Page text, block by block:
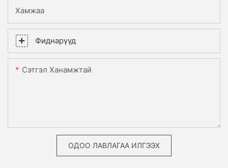
Хамжаа
Фиднарүүд
Сэтгэл Ханамжтай
ОДОО ЛАВЛАГАА ИЛГЭЭХ